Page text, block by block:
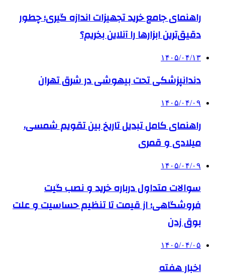
راهنمای جامع خرید تجهیزات اندازه گیری؛ چطور
دقیق‌ترین ابزارها را آنلاین بخریم؟
۱۴۰۵/۰۴/۱۳
دندانپزشکی تحت بیهوشی در شرق تهران
۱۴۰۵/۰۴/۰۹
راهنمای کامل تبدیل تاریخ بین تقویم شمسی،
میلادی و قمری
۱۴۰۵/۰۴/۰۹
سوالات متداول درباره خرید و نصب گیت
فروشگاهی؛ از قیمت تا تنظیم حساسیت و علت
بوق زدن
۱۴۰۵/۰۴/۰۵
اخبار هفته